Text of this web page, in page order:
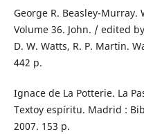
George R. Beasley-
Volume 36. John. / edited
D. W. Watts, R. P. Martin.
442 p.
Ignace de La Potterie. La
Textoy espíritu. Madrid :
2007. 153 p.